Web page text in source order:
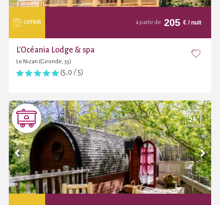
OFFRIR à partir de 205 € / nuit
L'Océania Lodge & spa
Le Nizan (Gironde, 33)
(5,0 / 5)